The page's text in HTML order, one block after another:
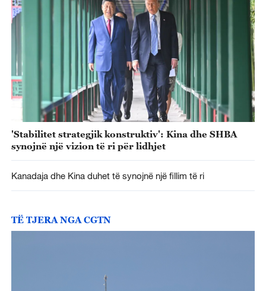
'Stabilitet strategjik konstruktiv': Kina dhe SHBA
synojnë një vizion të ri për lidhjet
Kanadaja dhe Kina duhet të synojnë një fillim të ri
TË TJERA NGA CGTN